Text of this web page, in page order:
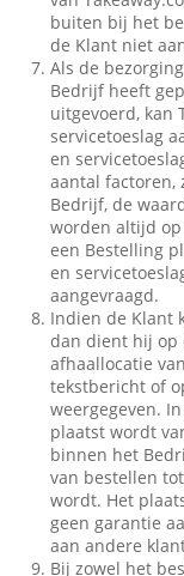
buiten bij het
de Klant niet
Als de
Bedrijf heeft
uitgevoerd, kan
servicetoeslag
en
aantal factoren,
Bedrijf, de
worden altijd
een Bestelling
en
aangevraagd.
Indien de Klant
dan dient hij op
afhaallocatie
tekstbericht of
weergegeven.
plaatst wordt
binnen het
van bestellen
wordt. Het
geen garantie
aan andere
Bij zowel het